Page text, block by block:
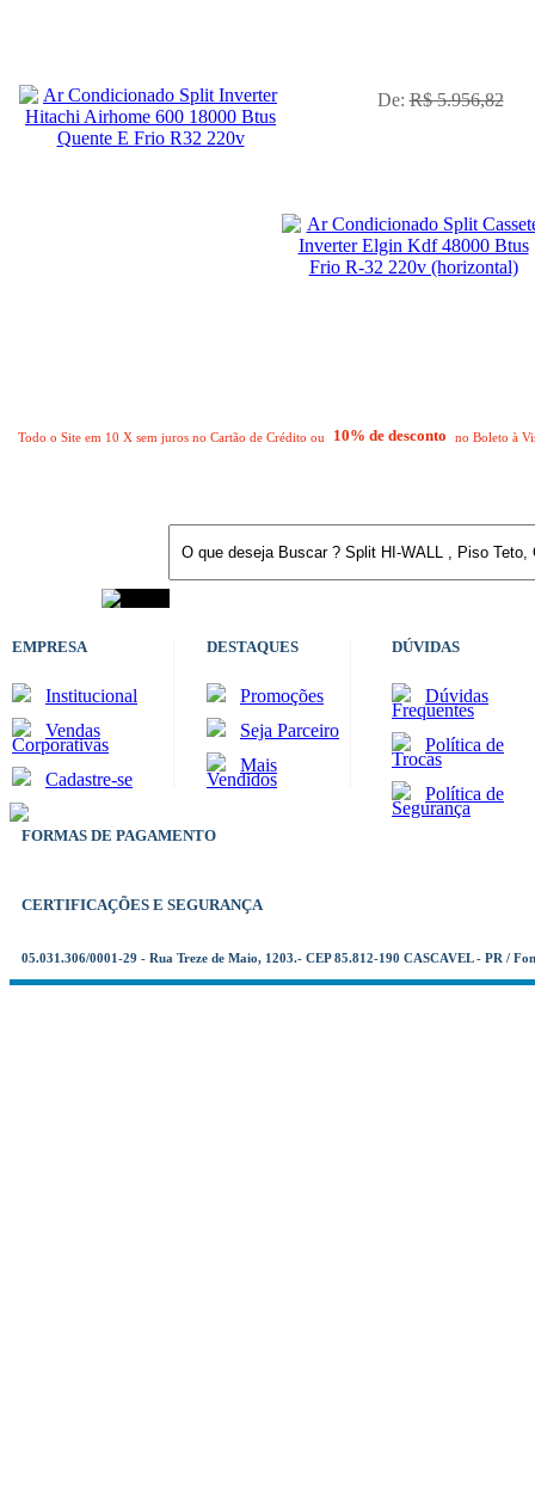
De:R$ 5.956,82
Todo o Site em 10 X sem juros no Cartão de Crédito ou 10% de desconto no Boleto à
EMPRESA
Institucional
Vendas
Corporativas
Cadastre-se
DESTAQUES
Promoções
Seja Parceiro
Mais
Vendidos
DÚVIDAS
Dúvidas
Frequentes
Política de
Trocas
Política de
Segurança
FORMAS DE PAGAMENTO
CERTIFICAÇÕES E SEGURANÇA
05.031.306/0001-29 - Rua Treze de Maio, 1203.- CEP 85.812-190 CASCAVEL - PR /